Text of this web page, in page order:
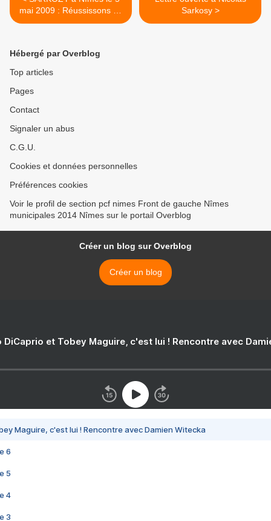
mai 2009 : Réussissons un
grand 1er Mai 2009
Sarkosy >
Hébergé par Overblog
Top articles
Pages
Contact
Signaler un abus
C.G.U.
Cookies et données personnelles
Préférences cookies
Voir le profil de section pcf nimes Front de gauche Nîmes
municipales 2014 Nîmes sur le portail Overblog
Créer un blog sur Overblog
Créer un blog
DiCaprio et Tobey Maguire, c'est lui ! Rencontre avec
Maguire, c'est lui ! Rencontre avec Damien Witecka
6
5
4
3